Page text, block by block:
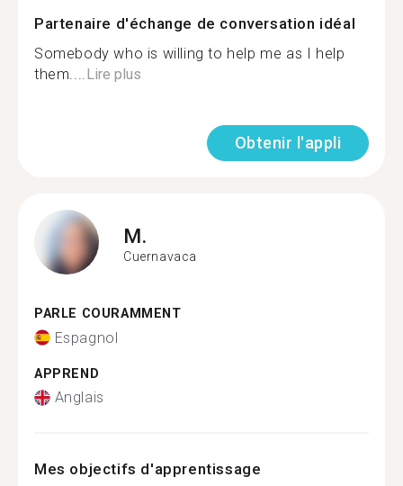
Partenaire d'échange de conversation idéal
Somebody who is willing to help me as I help
them....Lire plus
Obtenir l'appli
M.
Cuernavaca
PARLE COURAMMENT
Espagnol
APPREND
Anglais
Mes objectifs d'apprentissage